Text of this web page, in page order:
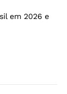
em 2026 e